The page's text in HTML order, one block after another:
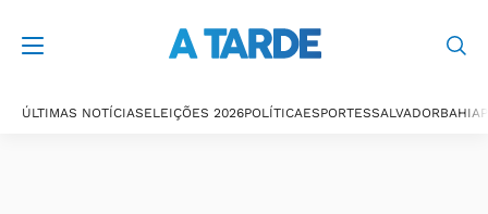
ÚLTIMAS NOTÍCIASELEIÇÕES 2026POLÍTICAESPORTESSALVADORBAHIA